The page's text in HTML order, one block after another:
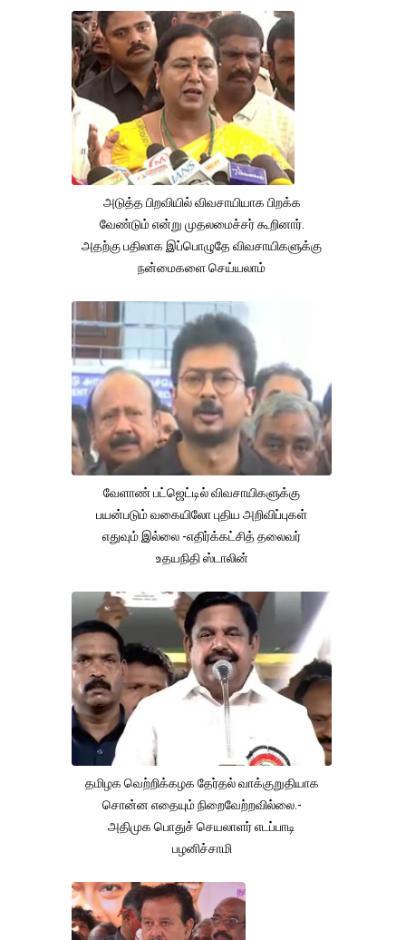
அடுத்த பிறவியில் விவசாயியாக பிறக்க
வேண்டும் என்று முதலமைச்சர் கூறினார்.
அதற்கு பதிலாக இப்பொழுதே விவசாயிகளுக்கு
நன்மைகளை செய்யலாம்
வேளாண் பட்ஜெட்டில் விவசாயிகளுக்கு
பயன்படும் வகையிலோ புதிய அறிவிப்புகள்
எதுவும் இல்லை -எதிர்க்கட்சித் தலைவர்
உதயநிதி ஸ்டாலின்
தமிழக வெற்றிக்கழக தேர்தல் வாக்குறுதியாக
சொன்ன எதையும் நிறைவேற்றவில்லை.-
அதிமுக பொதுச் செயலாளர் எடப்பாடி
பழனிச்சாமி